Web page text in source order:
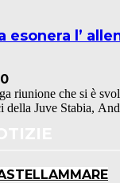
esonera l’
riunione che si è
della Juve Stabia,